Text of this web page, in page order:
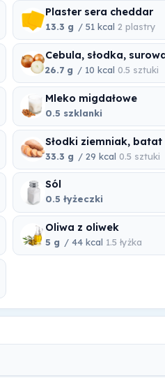
Plaster sera cheddar
13.3 g / 51 kcal2 plastry
Cebula, słodka,
26.7 g / 10 kcal 0.5 sztuki
Mleko migdałowe
0.5 szklanki
Słodki ziemniak, batat
33.3 g / 29 kcal 0.5 sztuki
Sól
0.5 łyżeczki
Oliwa z oliwek
5 g / 44 kcal 1.5 łyżka